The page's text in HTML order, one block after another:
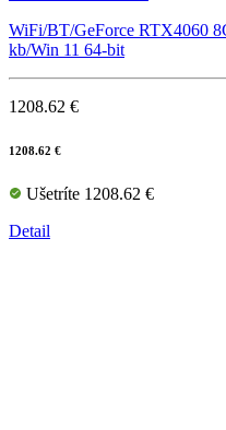
WiFi/BT/GeForce RTX4060
kb/Win 11 64-bit
1208.62 €
1208.62 €
Ušetríte 1208.62 €
Detail